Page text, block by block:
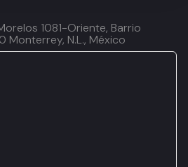
1081-Oriente, Barrio
N.L., México